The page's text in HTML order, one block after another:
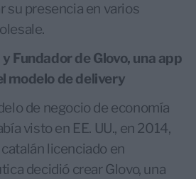
su presencia en varios
Fundador de Glovo, una app
modelo de delivery
de negocio de economía
visto en EE. UU., en 2014,
licenciado en
decidió crear Glovo, una